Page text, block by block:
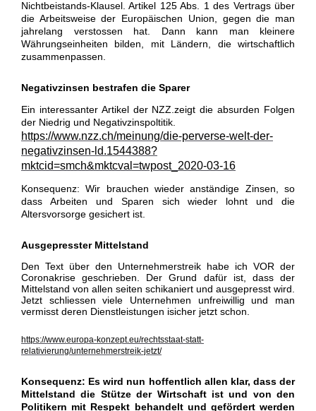
Nichtbeistands-Klausel. Artikel 125 Abs. 1 des Vertrags über
die Arbeitsweise der Europäischen Union, gegen die man
jahrelang verstossen hat. Dann kann man kleinere
Währungseinheiten bilden, mit Ländern, die wirtschaftlich
zusammenpassen.
Negativzinsen bestrafen die Sparer
Ein interessanter Artikel der NZZ.zeigt die absurden Folgen
der Niedrig und Negativzinspoltitik.
https://www.nzz.ch/meinung/die-perverse-welt-der-
negativzinsen-ld.1544388?
mktcid=smch&mktcval=twpost_2020-03-16
Konsequenz: Wir brauchen wieder anständige Zinsen, so
dass Arbeiten und Sparen sich wieder lohnt und die
Altersvorsorge gesichert ist.
Ausgepresster Mittelstand
Den Text über den Unternehmerstreik habe ich VOR der
Coronakrise geschrieben. Der Grund dafür ist, dass der
Mittelstand von allen seiten schikaniert und ausgepresst wird.
Jetzt schliessen viele Unternehmen unfreiwillig und man
vermisst deren Dienstleistungen isicher jetzt schon.
https://www.europa-konzept.eu/rechtsstaat-statt-
relativierung/unternehmerstreik-jetzt/
Konsequenz: Es wird nun hoffentlich allen klar, dass der
Mittelstand die Stütze der Wirtschaft ist und von den
Politikern mit Respekt behandelt und gefördert werden